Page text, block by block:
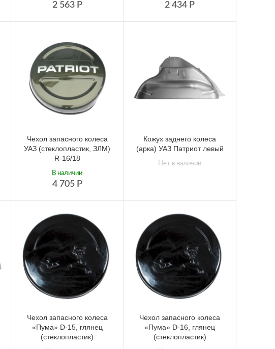
2 563 Р 2 434 Р
Чехол запасного колеса
УАЗ (стеклопластик, ЗЛМ)
R-16/18
4 705 Р
В наличии
Кожух заднего колеса
(арка) УАЗ Патриот левый
Нет в наличии
Чехол запасного колеса
«Пума» D-15, глянец
(стеклопластик)
Чехол запасного колеса
«Пума» D-16, глянец
(стеклопластик)